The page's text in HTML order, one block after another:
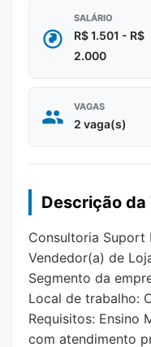
SALÁRIO
R$ 1.501 - R$
2.000
VAGAS
2 vaga(s)
Descrição da
Consultoria Suport
Vendedor(a) de
Segmento da
Local de trabalho:
Requisitos: Ensino
com atendimento